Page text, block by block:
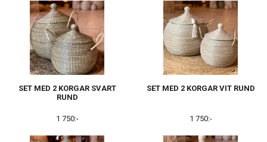
SET MED 2 KORGAR SVART
RUND
1 750:-
SET MED 2 KORGAR VIT RUND
1 750:-